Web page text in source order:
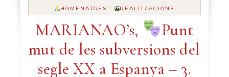
HOMENATGES - REALITZACIONS
MARIANAO’s,
Punt
mut de les subversions del
segle XX a Espanya – 3.